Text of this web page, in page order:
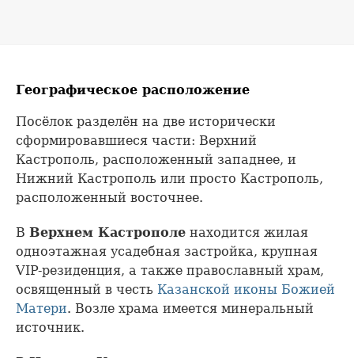
Географическое расположение
Посёлок разделён на две исторически
сформировавшиеся части: Верхний
Кастрополь, расположенный западнее, и
Нижний Кастрополь или просто Кастрополь,
расположенный восточнее.
В Верхнем Кастрополе находится жилая
одноэтажная усадебная застройка, крупная
VIP-резиденция, а также православный храм,
освященный в честь Казанской иконы Божией
Матери. Возле храма имеется минеральный
источник.